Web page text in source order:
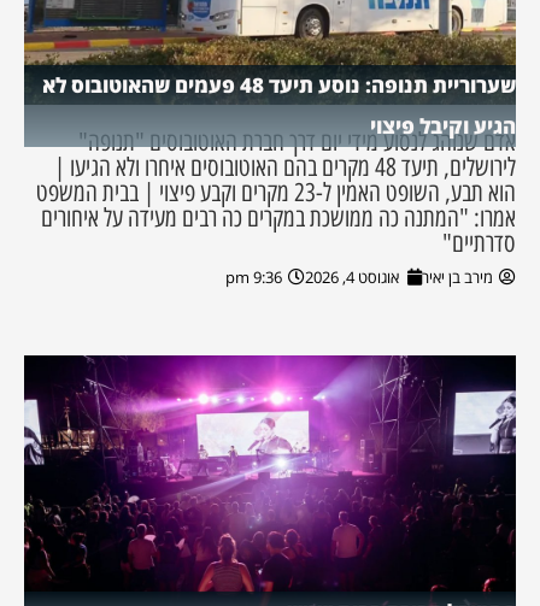
שערוריית תנופה: נוסע תיעד 48 פעמים שהאוטובוס לא
הגיע וקיבל פיצוי
אדם שנוהג לנסוע מידי יום דרך חברת האוטובוסים "תנופה"
לירושלים, תיעד 48 מקרים בהם האוטובוסים איחרו ולא הגיעו |
הוא תבע, השופט האמין ל-23 מקרים וקבע פיצוי | בבית המשפט
אמרו: "המתנה כה ממושכת במקרים כה רבים מעידה על איחורים
סדרתיים"
מירב בן יאיר אוגוסט 4, 2026 9:36 pm